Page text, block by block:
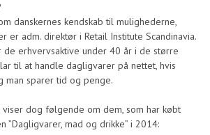
danskernes kendskab til mulighederne,
er adm. direktør i Retail Institute Scandinavia.
erhvervsaktive under 40 år i de større
til at handle dagligvarer på nettet, hvis
man sparer tid og penge.
viser dog følgende om dem, som har købt
”Dagligvarer, mad og drikke” i 2014: